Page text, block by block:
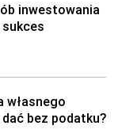
inwestowania
własnego
bez podatku?